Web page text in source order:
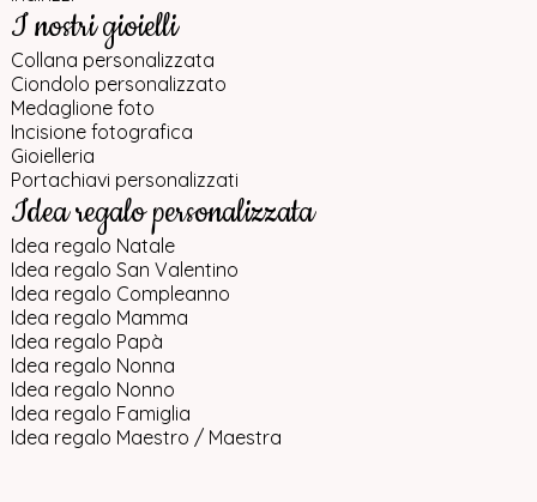
I nostri gioielli
Collana personalizzata
Ciondolo personalizzato
Medaglione foto
Incisione fotografica
Gioielleria
Portachiavi personalizzati
Idea regalo personalizzata
Idea regalo Natale
Idea regalo San Valentino
Idea regalo Compleanno
Idea regalo Mamma
Idea regalo Papà
Idea regalo Nonna
Idea regalo Nonno
Idea regalo Famiglia
Idea regalo Maestro / Maestra